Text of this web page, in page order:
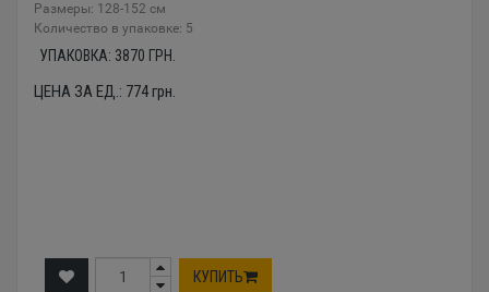
Размеры: 128-152 см
Количество в упаковке: 5
УПАКОВКА: 3870 ГРН.
ЦЕНА ЗА ЕД.: 774грн.
КУПИТЬ